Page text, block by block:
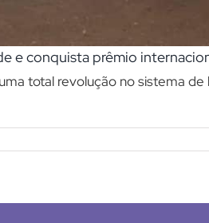
e conquista prêmio
total revolução no sistema